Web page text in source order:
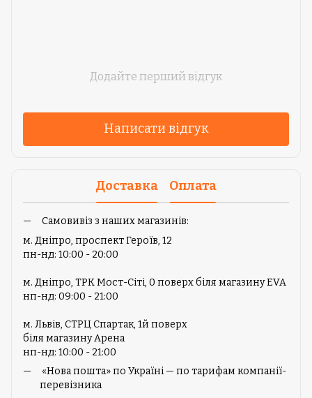
Додайте перший відгук
Написати відгук
Доставка Оплата
Самовивіз з наших магазинів:
м. Дніпро, проспект Героїв, 12
пн-нд: 10:00 - 20:00
м. Дніпро, ТРК Мост-Сіті, 0 поверх біля магазину EVA
нп-нд: 09:00 - 21:00
м. Львів, СТРЦ Спартак, 1й поверх
біля магазину Арена
нп-нд: 10:00 - 21:00
«Нова пошта» по Україні — по тарифам компанії-
перевізника